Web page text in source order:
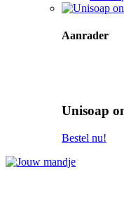
Aanrader
Unisoap
Bestel nu!